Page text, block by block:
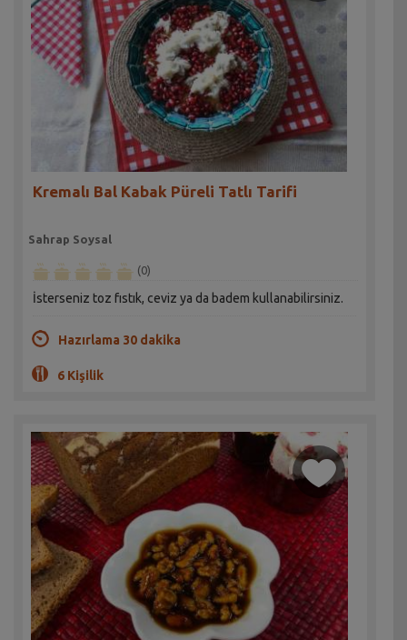
Kremalı Bal Kabak Püreli Tatlı Tarifi
Sahrap Soysal
(0)
İsterseniz toz fıstık, ceviz ya da badem kullanabilirsiniz.
Hazırlama 30 dakika
6 Kişilik